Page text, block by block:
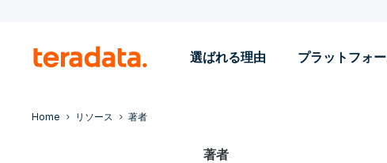
選ばれる理由 プラットフォ
Home リソース 著者
著者